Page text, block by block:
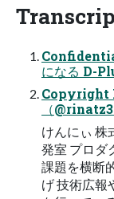
になる D-
Copyright
（
けんにぃ 株
発室 プロダ
課題を横断
げ 技術広報